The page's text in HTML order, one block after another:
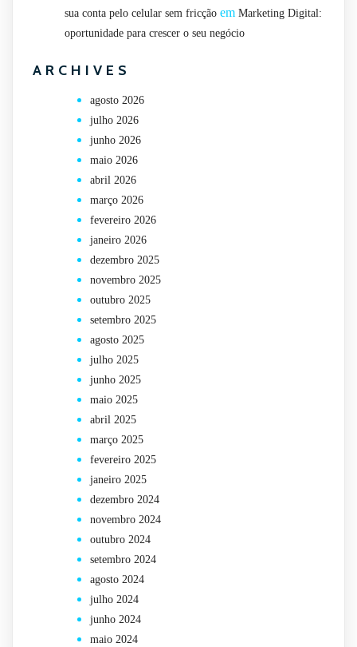
sua conta pelo celular sem fricção em Marketing Digital:
oportunidade para crescer o seu negócio
ARCHIVES
agosto 2026
julho 2026
junho 2026
maio 2026
abril 2026
março 2026
fevereiro 2026
janeiro 2026
dezembro 2025
novembro 2025
outubro 2025
setembro 2025
agosto 2025
julho 2025
junho 2025
maio 2025
abril 2025
março 2025
fevereiro 2025
janeiro 2025
dezembro 2024
novembro 2024
outubro 2024
setembro 2024
agosto 2024
julho 2024
junho 2024
maio 2024